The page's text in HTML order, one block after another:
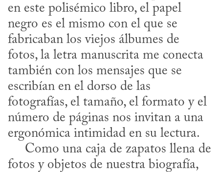
en este polisémico libro, el papel
negro es el mismo con el que se
fabricaban los viejos álbumes de
fotos, la letra manuscrita me conecta
también con los mensajes que se
escribían en el dorso de las
fotografías, el tamaño, el formato y el
número de páginas nos invitan a una
ergonómica intimidad en su lectura.
fotos y objetos de nuestra biografía,